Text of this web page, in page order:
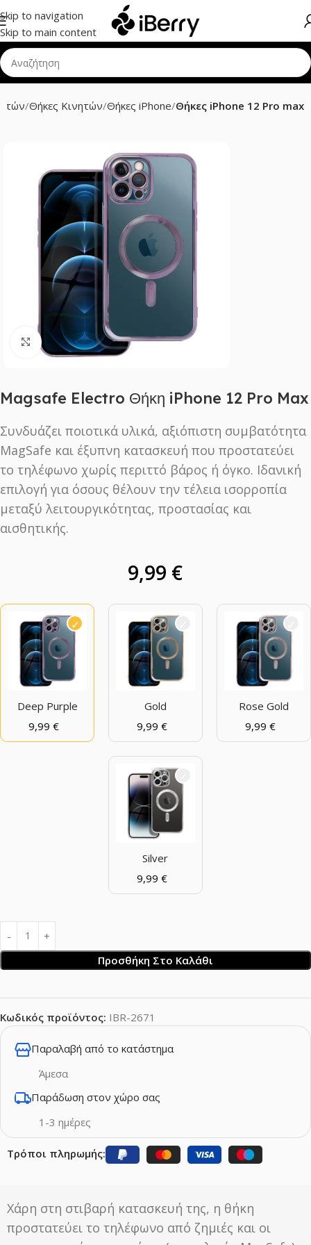
Skip to navigation
Skip to main content
Θήκες Κινητών Θήκες iPhone Θήκες iPhone 12 Pro max
Click to enlarge
Magsafe Electro Θήκη iPhone 12 Pro Max
Συνδυάζει ποιοτικά υλικά, αξιόπιστη συμβατότητα
MagSafe και έξυπνη κατασκευή που προστατεύει
το τηλέφωνο χωρίς περιττό βάρος ή όγκο. Ιδανική
επιλογή για όσους θέλουν την τέλεια ισορροπία
μεταξύ λειτουργικότητας, προστασίας και
αισθητικής.
9,99 €
Deep Purple
9,99 €
Gold
9,99 €
Rose Gold
9,99 €
Silver
9,99 €
Προσθήκη Στο Καλάθι
Κωδικός προϊόντος: IBR-2671
Παραλαβή από το κατάστημα
Άμεσα
Παράδωση στον χώρο σας
1-3 ημέρες
Τρόποι πληρωμής:
Χάρη στη στιβαρή κατασκευή της, η θήκη
προστατεύει το τηλέφωνο από ζημιές και οι